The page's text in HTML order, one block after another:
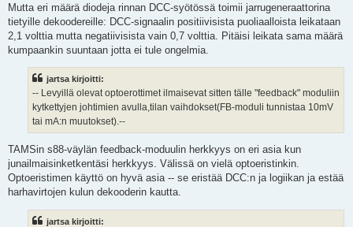
Mutta eri määrä diodeja rinnan DCC-syötössä toimii jarrugeneraattorina
tietyille dekoodereille: DCC-signaalin positiivisista puoliaalloista leikataan
2,1 volttia mutta negatiivisista vain 0,7 volttia. Pitäisi leikata sama määrä
kumpaankin suuntaan jotta ei tule ongelmia.
jartsa kirjoitti:
-- Levyillä olevat optoerottimet ilmaisevat sitten tälle "feedback" moduliin
kytkettyjen johtimien avulla,tilan vaihdokset(FB-moduli tunnistaa 10mV
tai mA:n muutokset).--
TAMSin s88-väylän feedback-moduulin herkkyys on eri asia kun
junailmaisinketkentäsi herkkyys. Välissä on vielä optoeristinkin.
Optoeristimen käyttö on hyvä asia -- se eristää DCC:n ja logiikan ja estää
harhavirtojen kulun dekooderin kautta.
jartsa kirjoitti: